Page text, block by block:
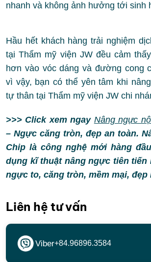
nhanh và không ảnh hưởng tới sinh
Hầu hết khách hàng trải nghiệm
tại Thẩm mỹ viện JW đều cảm
hơn vào vóc dáng và đường cong
vì vậy, bạn có thể yên tâm khi
tự thân tại Thẩm mỹ viện JW chi
>>> Click xem ngay Nâng ngực
– Ngực căng tròn, đẹp an toàn.
Chip là công nghệ mới hàng
dụng kĩ thuật nâng ngực tiên tiến
ngực to, căng tròn, mềm mại, đẹp
Liên hệ tư vấn
Viber+84.96896.3584